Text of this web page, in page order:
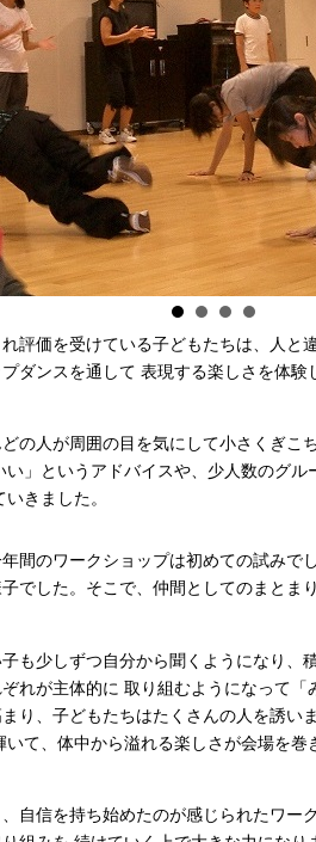
評価を受けている子どもたちは、人と
ダンスを通して 表現する楽しさを体
の人が周囲の目を気にして小さくぎこ
」というアドバイスや、少人数のグ
きました。
間のワークショップは初めての試みで
でした。そこで、仲間としてのまとま
も少しずつ自分から聞くようになり、
れが主体的に 取り組むようになって「
り、子どもたちはたくさんの人を誘いま
て、体中から溢れる楽しさが会場を巻
自信を持ち始めたのが感じられたワーク